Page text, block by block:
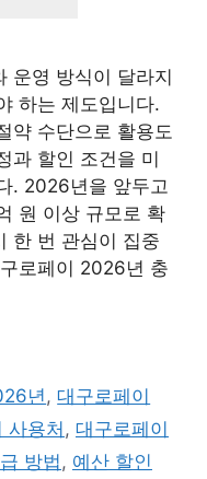
운영 방식이 달라지
하는 제도입니다.
약 수단으로 활용도
과 할인 조건을 미
. 2026년을 앞두고
원 이상 규모로 확
한 번 관심이 집중
로페이 2026년 충
년,대구로페이
사용처 , 대구로페이
방법 , 예산 할인